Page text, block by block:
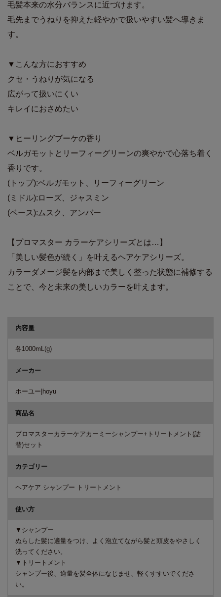
毛髪本来の水分バランスに近づけます。
毛先までうねりを抑えた軽やかで扱いやすい髪へ導きま
す。
▼こんな方におすすめ
クセ・うねりが気になる
広がって扱いにくい
キレイにおさめたい
▼ヒーリングブーケの香り
ベルガモットとリーフィーグリーンの爽やかで心落ち着く
香りです。
(トップ):ベルガモット、リーフィーグリーン
(ミドル):ローズ、ジャスミン
(ベース):ムスク、アンバー
【プロマスター カラーケアシリーズとは…】
「美しい髪色が続く」を叶えるヘアケアシリーズ。
カラーダメージ髪を内部まで美しく整った状態に補修する
ことで、今と未来の美しいカラーを叶えます。
内容量
各1000mL(g)
メーカー
ホーユー|hoyu
商品名
プロマスターカラーケアカーミーシャンプー+トリートメント(詰
替)セット
カテゴリー
ヘアケア シャンプー トリートメント
使い方
▼シャンプー
ぬらした髪に適量をつけ、よく泡立てながら髪と頭皮をやさしく
洗ってください。
▼トリートメント
シャンプー後、適量を髪全体になじませ、軽くすすいでくださ
い。